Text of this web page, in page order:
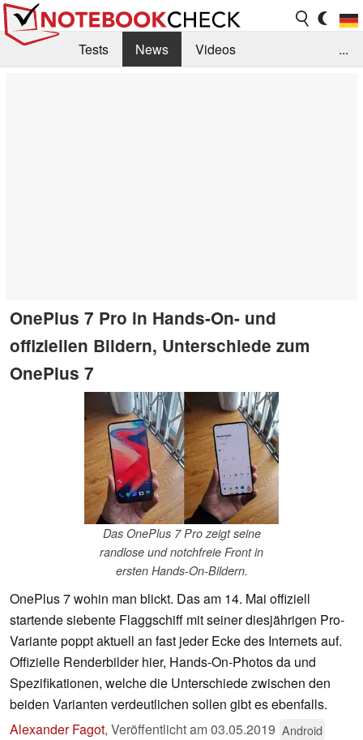
Tests News
Videos
...
OnePlus 7 Pro in Hands-On- und
offiziellen Bildern, Unterschiede zum
OnePlus 7
Das OnePlus 7 Pro zeigt seine
randlose und notchfreie Front in
ersten Hands-On-Bildern.
OnePlus 7 wohin man blickt. Das am 14. Mai offiziell
startende siebente Flaggschiff mit seiner diesjährigen Pro-
Variante poppt aktuell an fast jeder Ecke des Internets auf.
Offizielle Renderbilder hier, Hands-On-Photos da und
Spezifikationen, welche die Unterschiede zwischen den
beiden Varianten verdeutlichen sollen gibt es ebenfalls.
Alexander Fagot, Veröffentlicht am03.05.2019 Android